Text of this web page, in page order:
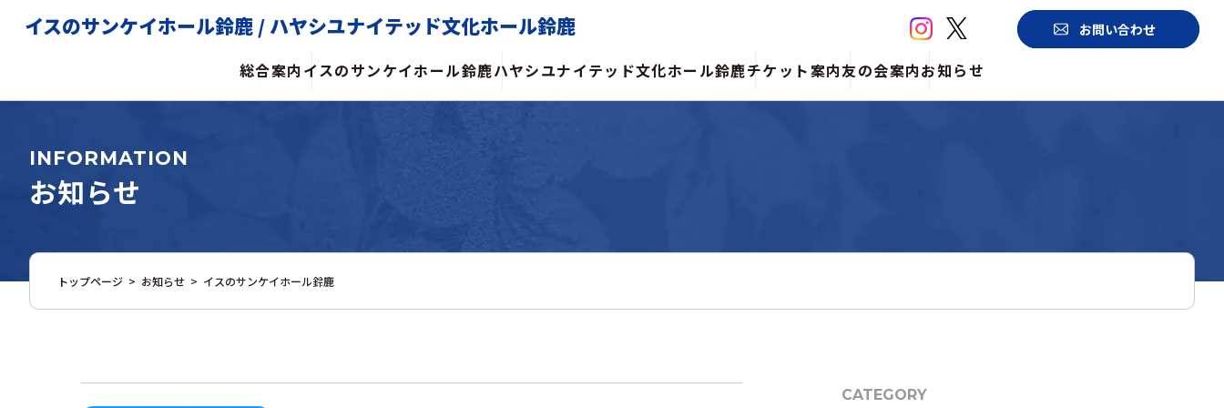
イスのサンケイホール鈴鹿 / ハヤシユナイテッド文化ホール鈴鹿 お問い合わせ
総合案内 イスのサンケイホール鈴鹿ハヤシユナイテッド文化ホール鈴鹿チケット案内友の会案内お知らせ
INFORMATION
お知らせ
トップページ > お知らせ > イスのサンケイホール鈴鹿
CATEGORY